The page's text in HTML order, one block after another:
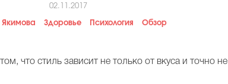
02.11.2017
Якимова Здоровье Психология Обзор
что стиль зависит не только от вкуса и точно